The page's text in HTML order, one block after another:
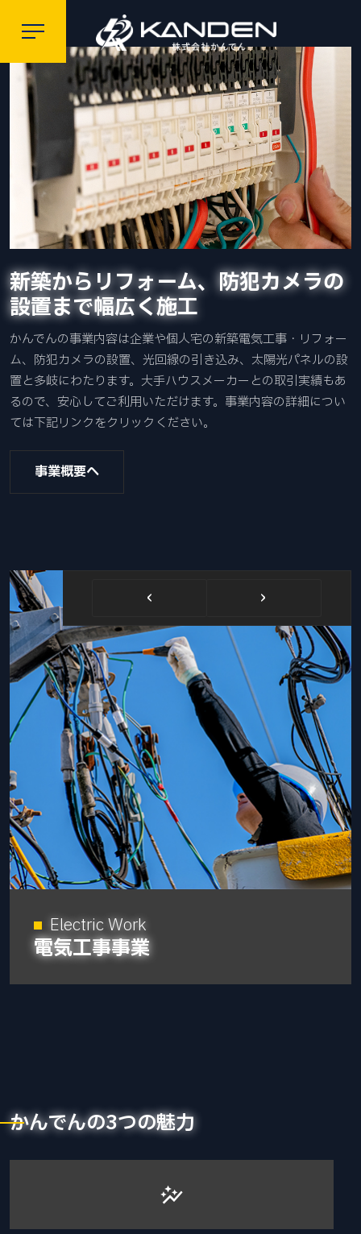
新築からリフォーム、防犯カメラの
設置まで幅広く施工
かんでんの事業内容は企業や個人宅の新築電気工事・リフォー
ム、防犯カメラの設置、光回線の引き込み、太陽光パネルの設
置と多岐にわたります。大手ハウスメーカーとの取引実績もあ
るので、安心してご利用いただけます。事業内容の詳細につい
ては下記リンクをクリックください。
事業概要へ
Electric Work
電気工事事業
‹ ›
かんでんの3つの魅力
auto_graph